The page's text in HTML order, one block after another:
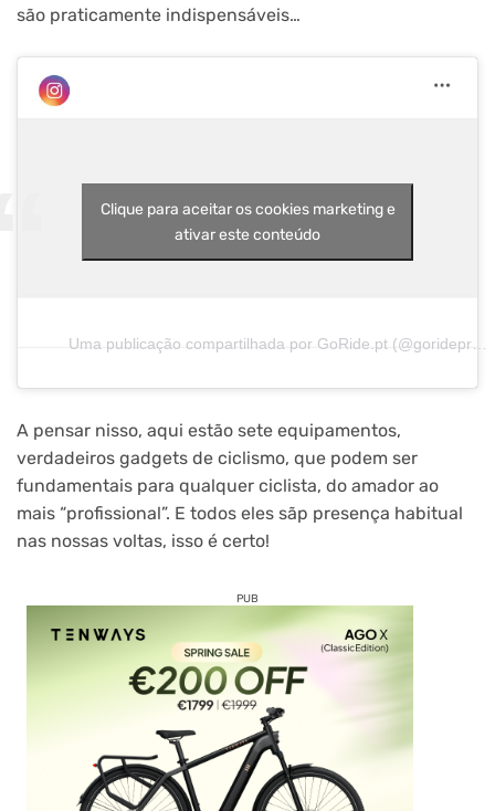
são praticamente indispensáveis…
Uma publicação compartilhada por GoRide.pt (@gorideproject)
Clique para aceitar os cookies marketing e
ativar este conteúdo
A pensar nisso, aqui estão sete equipamentos,
verdadeiros gadgets de ciclismo, que podem ser
fundamentais para qualquer ciclista, do amador ao
mais “profissional”. E todos eles sãp presença habitual
nas nossas voltas, isso é certo!
PUB